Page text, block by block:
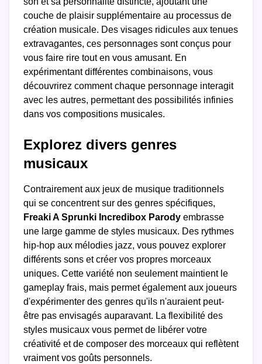
couche de plaisir supplémentaire au processus de
création musicale. Des visages ridicules aux tenues
extravagantes, ces personnages sont conçus pour
vous faire rire tout en vous amusant. En
expérimentant différentes combinaisons, vous
découvrirez comment chaque personnage interagit
avec les autres, permettant des possibilités infinies
dans vos compositions musicales.
Explorez divers genres
musicaux
Contrairement aux jeux de musique traditionnels
qui se concentrent sur des genres spécifiques,
Freaki A Sprunki Incredibox Parody embrasse
une large gamme de styles musicaux. Des rythmes
hip-hop aux mélodies jazz, vous pouvez explorer
différents sons et créer vos propres morceaux
uniques. Cette variété non seulement maintient le
gameplay frais, mais permet également aux joueurs
d'expérimenter des genres qu'ils n'auraient peut-
être pas envisagés auparavant. La flexibilité des
styles musicaux vous permet de libérer votre
créativité et de composer des morceaux qui reflètent
vraiment vos goûts personnels.